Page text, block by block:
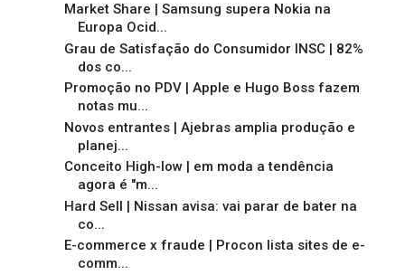
Market Share | Samsung supera Nokia na
Europa Ocid...
Grau de Satisfação do Consumidor INSC | 82%
dos co...
Promoção no PDV | Apple e Hugo Boss fazem
notas mu...
Novos entrantes | Ajebras amplia produção e
planej...
Conceito High-low | em moda a tendência
agora é "m...
Hard Sell | Nissan avisa: vai parar de bater na
co...
E-commerce x fraude | Procon lista sites de e-
comm...